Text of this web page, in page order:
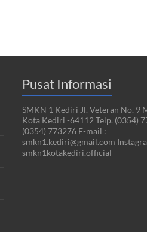
Pusat Informasi
SMKN 1 Kediri Jl. Veteran No. 9
Kota Kediri -64112 Telp. (0354)
(0354) 773276 E-mail :
smkn1.kediri@gmail.com
smkn1kotakediri.official